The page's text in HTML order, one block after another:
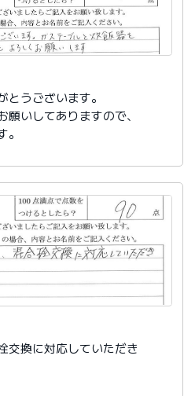
うございます。
いしてありますので、
交換に対応していただき